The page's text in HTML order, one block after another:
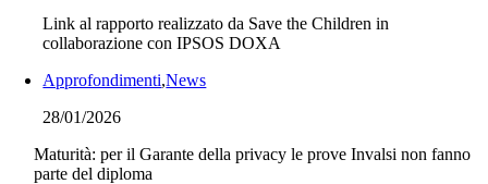
Link al rapporto realizzato da Save the Children in
collaborazione con IPSOS DOXA
Approfondimenti,News
28/01/2026
Maturità: per il Garante della privacy le prove Invalsi non fanno
parte del diploma